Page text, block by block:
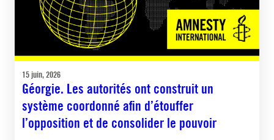
15 juin, 2026
Géorgie. Les autorités ont construit un
système coordonné afin d’étouffer
l’opposition et de consolider le pouvoir